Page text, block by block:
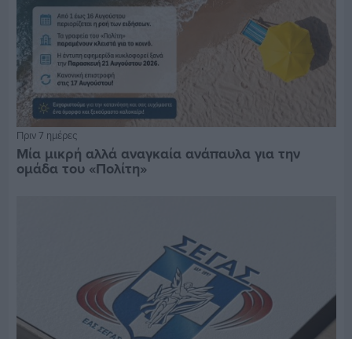
Πριν 7 ημέρες
Μία μικρή αλλά αναγκαία ανάπαυλα για την
ομάδα του «Πολίτη»